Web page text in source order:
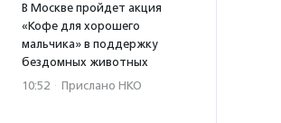
В Москве пройдет акция
«Кофе для хорошего
мальчика» в поддержку
бездомных животных
10:52 · Прислано НКО